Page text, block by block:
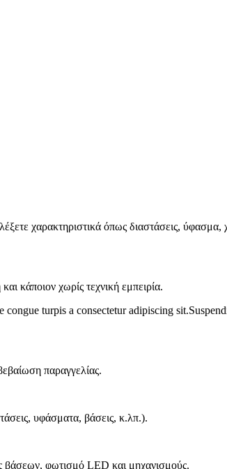
χαρακτηριστικά όπως διαστάσεις,
κάποιον χωρίς τεχνική εμπειρία.
turpis a consectetur adipiscing
παραγγελίας.
υφάσματα, βάσεις, κ.λπ.).
βάσεων, φωτισμό LED και μηχανισμούς.